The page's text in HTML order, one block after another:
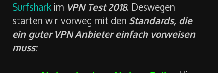
Surfshark im VPN Test 2018. Deswegen
starten wir vorweg mit den Standards, die
ein guter VPN Anbieter einfach vorweisen
muss: